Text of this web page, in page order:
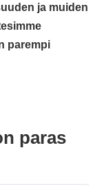
ja muiden
parempi
paras